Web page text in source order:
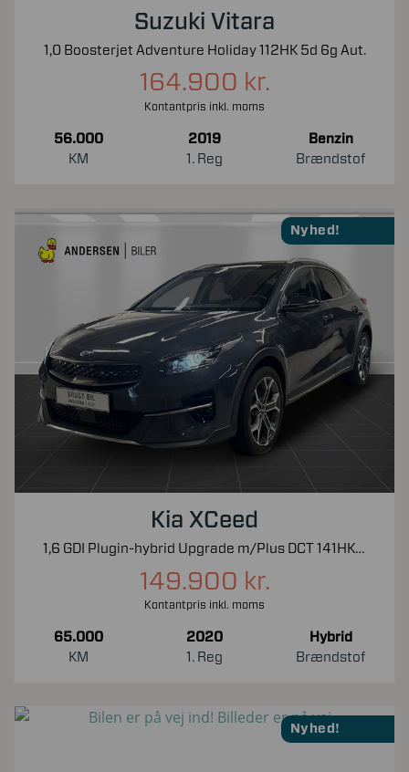
Suzuki Vitara
1,0 Boosterjet Adventure Holiday 112HK 5d 6g Aut.
164.900 kr.
Kontantpris inkl. moms
56.000
KM
2019
1. Reg
Benzin
Brændstof
Nyhed!
Kia XCeed
1,6 GDI Plugin-hybrid Upgrade m/Plus DCT 141HK 5d 6g Aut.
149.900 kr.
Kontantpris inkl. moms
65.000
KM
2020
1. Reg
Hybrid
Brændstof
Nyhed!